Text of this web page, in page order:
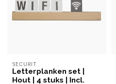
SECURIT
Letterplanken set |
Hout | 4 stuks | Incl.